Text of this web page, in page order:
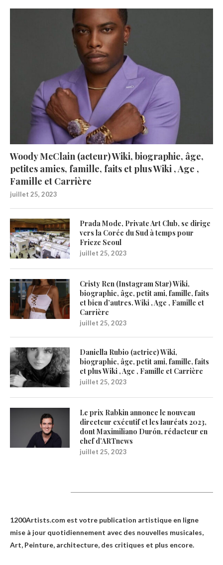
Woody McClain (acteur) Wiki, biographie, âge,
petites amies, famille, faits et plus Wiki , Age ,
Famille et Carrière
juillet 25, 2023
Prada Mode, Private Art Club, se dirige
vers la Corée du Sud à temps pour
Frieze Seoul
juillet 25, 2023
Cristy Ren (Instagram Star) Wiki,
biographie, âge, petit ami, famille, faits
et bien d’autres. Wiki , Age , Famille et
Carrière
juillet 25, 2023
Daniella Rubio (actrice) Wiki,
biographie, âge, petit ami, famille, faits
et plus Wiki , Age , Famille et Carrière
juillet 25, 2023
Le prix Rabkin annonce le nouveau
directeur exécutif et les lauréats 2023,
dont Maximiliano Durón, rédacteur en
chef d’ARTnews
juillet 25, 2023
1200Artists.com est votre publication artistique en ligne
mise à jour quotidiennement avec des nouvelles musicales,
Art, Peinture, architecture, des critiques et plus encore.